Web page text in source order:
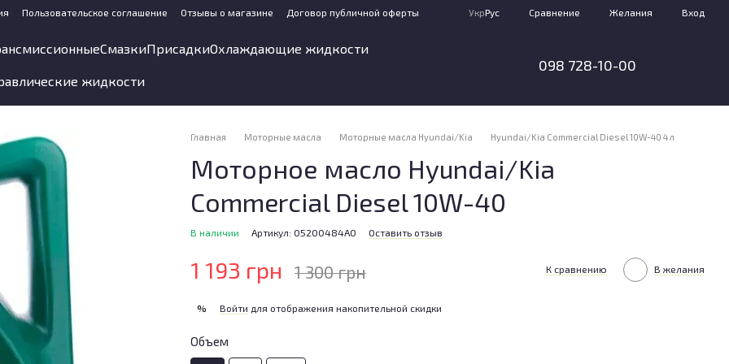
Пользовательское соглашение Отзывы о магазине Договор публичной оферты УкрРус Сравнение Желания Вход
СмазкиПрисадкиОхлаждающие жидкости
жидкости
098 728-10-00
Главная Моторные масла Моторные масла Hyundai/Kia Hyundai/Kia Commercial Diesel 10W-40 4 л
Моторное масло Hyundai/Kia
Commercial Diesel 10W-40
В наличии Артикул: 05200484A0 Оставить отзыв
1 193 грн 1 300 грн К сравнению В желания
% Войти для отображения накопительной скидки
Объем